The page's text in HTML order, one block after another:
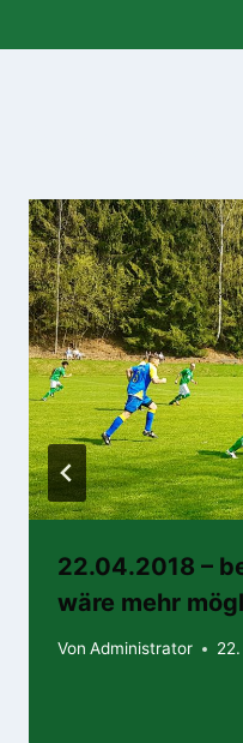
22.04.2018 –
wäre mehr
Von Administrator